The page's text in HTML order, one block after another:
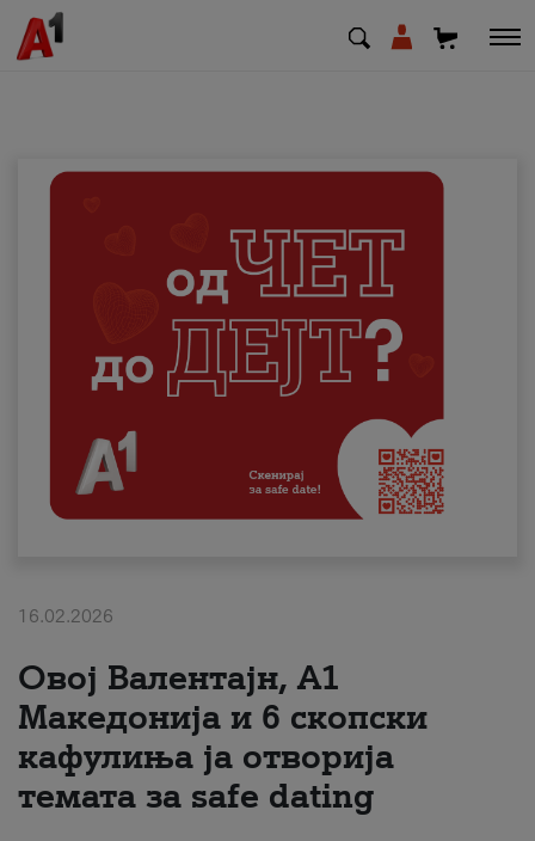
Деловни
Поддршка
Надополни кредит
Плати сметка
#ПодобарОнлајн
16.02.2026
Овој Валентајн, A1
Македонија и 6 скопски
кафулиња ја отворија
темата за safe dating